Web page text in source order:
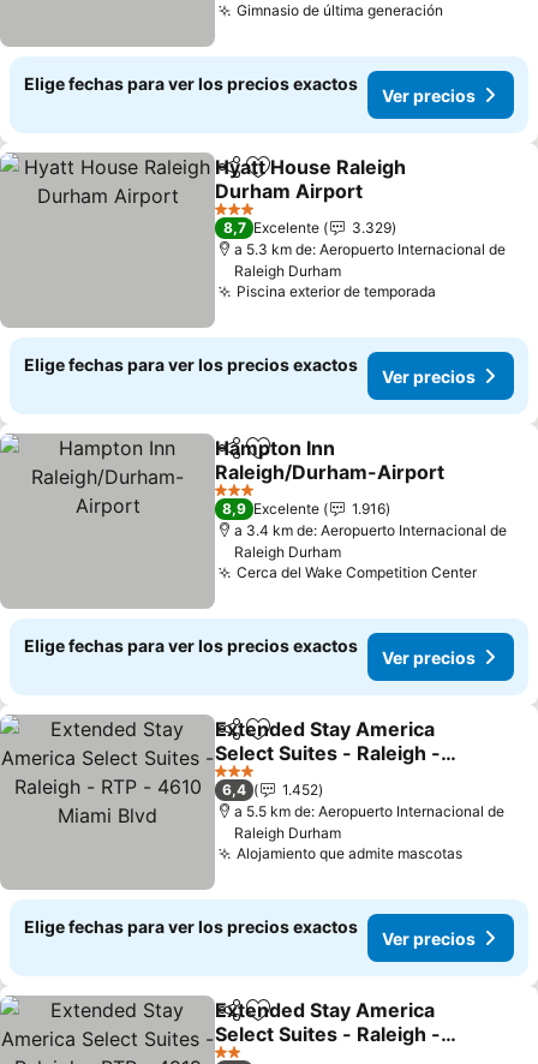
Gimnasio de última generación
Elige fechas para ver los precios exactos
Ver precios
CompartirAgregar a favoritos
Hyatt House Raleigh
Durham Airport
Ver precios
3 Estrellas
8,7 Excelente
3.329
a 5.3 km de: Aeropuerto Internacional de
Raleigh Durham
Piscina exterior de temporada
Elige fechas para ver los precios exactos
Ver precios
CompartirAgregar a favoritos
Hampton Inn
Raleigh/Durham-Airport
Ver precios
3 Estrellas
8,9 Excelente
1.916
a 3.4 km de: Aeropuerto Internacional de
Raleigh Durham
Cerca del Wake Competition CenterVer
Elige fechas para ver los precios exactos
Ver precios
CompartirAgregar a favoritos
Extended Stay America
Select Suites - Raleigh -
RTP - 4610 Miami Blvd
Ver precios
3 Estrellas
6,4
1.452
a 5.5 km de: Aeropuerto Internacional de
Raleigh Durham
Alojamiento que admite mascotasVer
Elige fechas para ver los precios exactos
Ver precios
CompartirAgregar a favoritos
Extended Stay America
Select Suites - Raleigh -
RTP - 4919 Miami Blvd.
Ver precios
2 Estrellas